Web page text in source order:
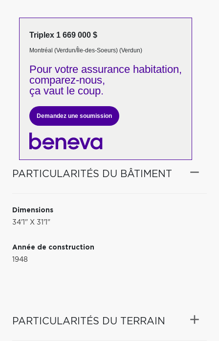
Triplex 1 669 000 $
Montréal (Verdun/Île-des-Soeurs) (Verdun)
Pour votreassurance habitation,
comparez-nous,
ça vaut le coup.
Demandez une soumission
PARTICULARITÉS DU BÂTIMENT
Dimensions
34'1" X 31'1"
Année de construction
1948
PARTICULARITÉS DU TERRAIN